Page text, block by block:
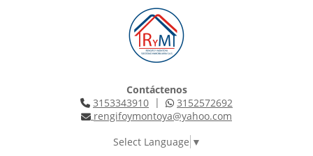
Contáctenos
3153343910 |
3152572692
rengifoymontoya@yahoo.com
Select Language ▼